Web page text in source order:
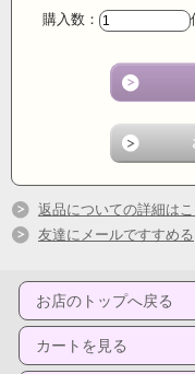
購入数：
返品についての詳細はこ
友達にメールですすめる
お店のトップへ戻る
カートを見る